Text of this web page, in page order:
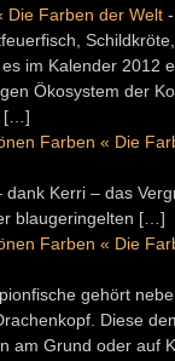
Die Farben der Welt -
Schildkröte,
im Kalender 2012
Ökosystem der
[…]
Farben « Die
Kerri – das
blaugeringelten […]
Farben « Die
gehört
Diese
am Grund oder auf